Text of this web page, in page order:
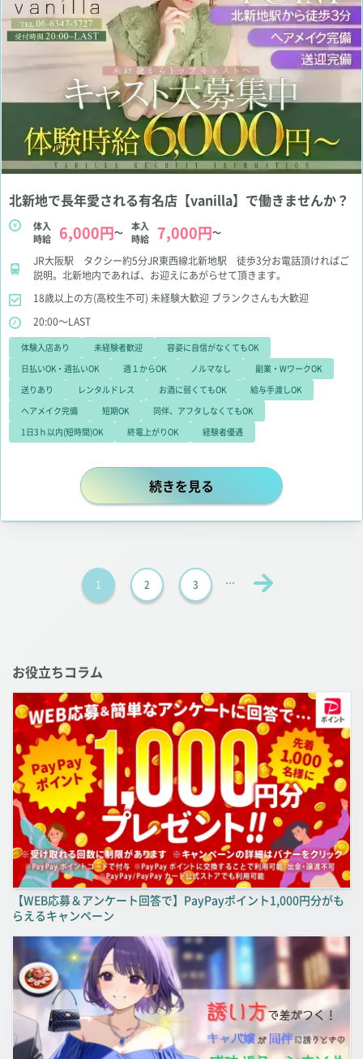
北新地で長年愛される有名店【vanilla】で働きませんか？
体入
時給
6,000円～
本入
時給
7,000円～
JR大阪駅 タクシー約5分JR東西線北新地駅 徒歩3分お電話頂ければご
説明。北新地内であれば、お迎えにあがらせて頂きます。
18歳以上の方(高校生不可) 未経験大歓迎 ブランクさんも大歓迎
20:00～LAST
体験入店あり 未経験者歓迎
容姿に自信がなくてもOK
日払いOK・週払いOK
週１からOK ノルマなし
副業・WワークOK
送りあり
レンタルドレス お酒に弱くてもOK
給与手渡しOK
ヘアメイク完備
短期OK
同伴、アフタしなくてもOK
1日3ｈ以内(短時間)OK
終電上がりOK 経験者優遇
北新地で長年愛される有名店【
続きを見る
1 2 3
お役立ちコラム
【WEB応募＆アンケート回答で】PayPayポイント1,000円分がも
らえるキャンペーン